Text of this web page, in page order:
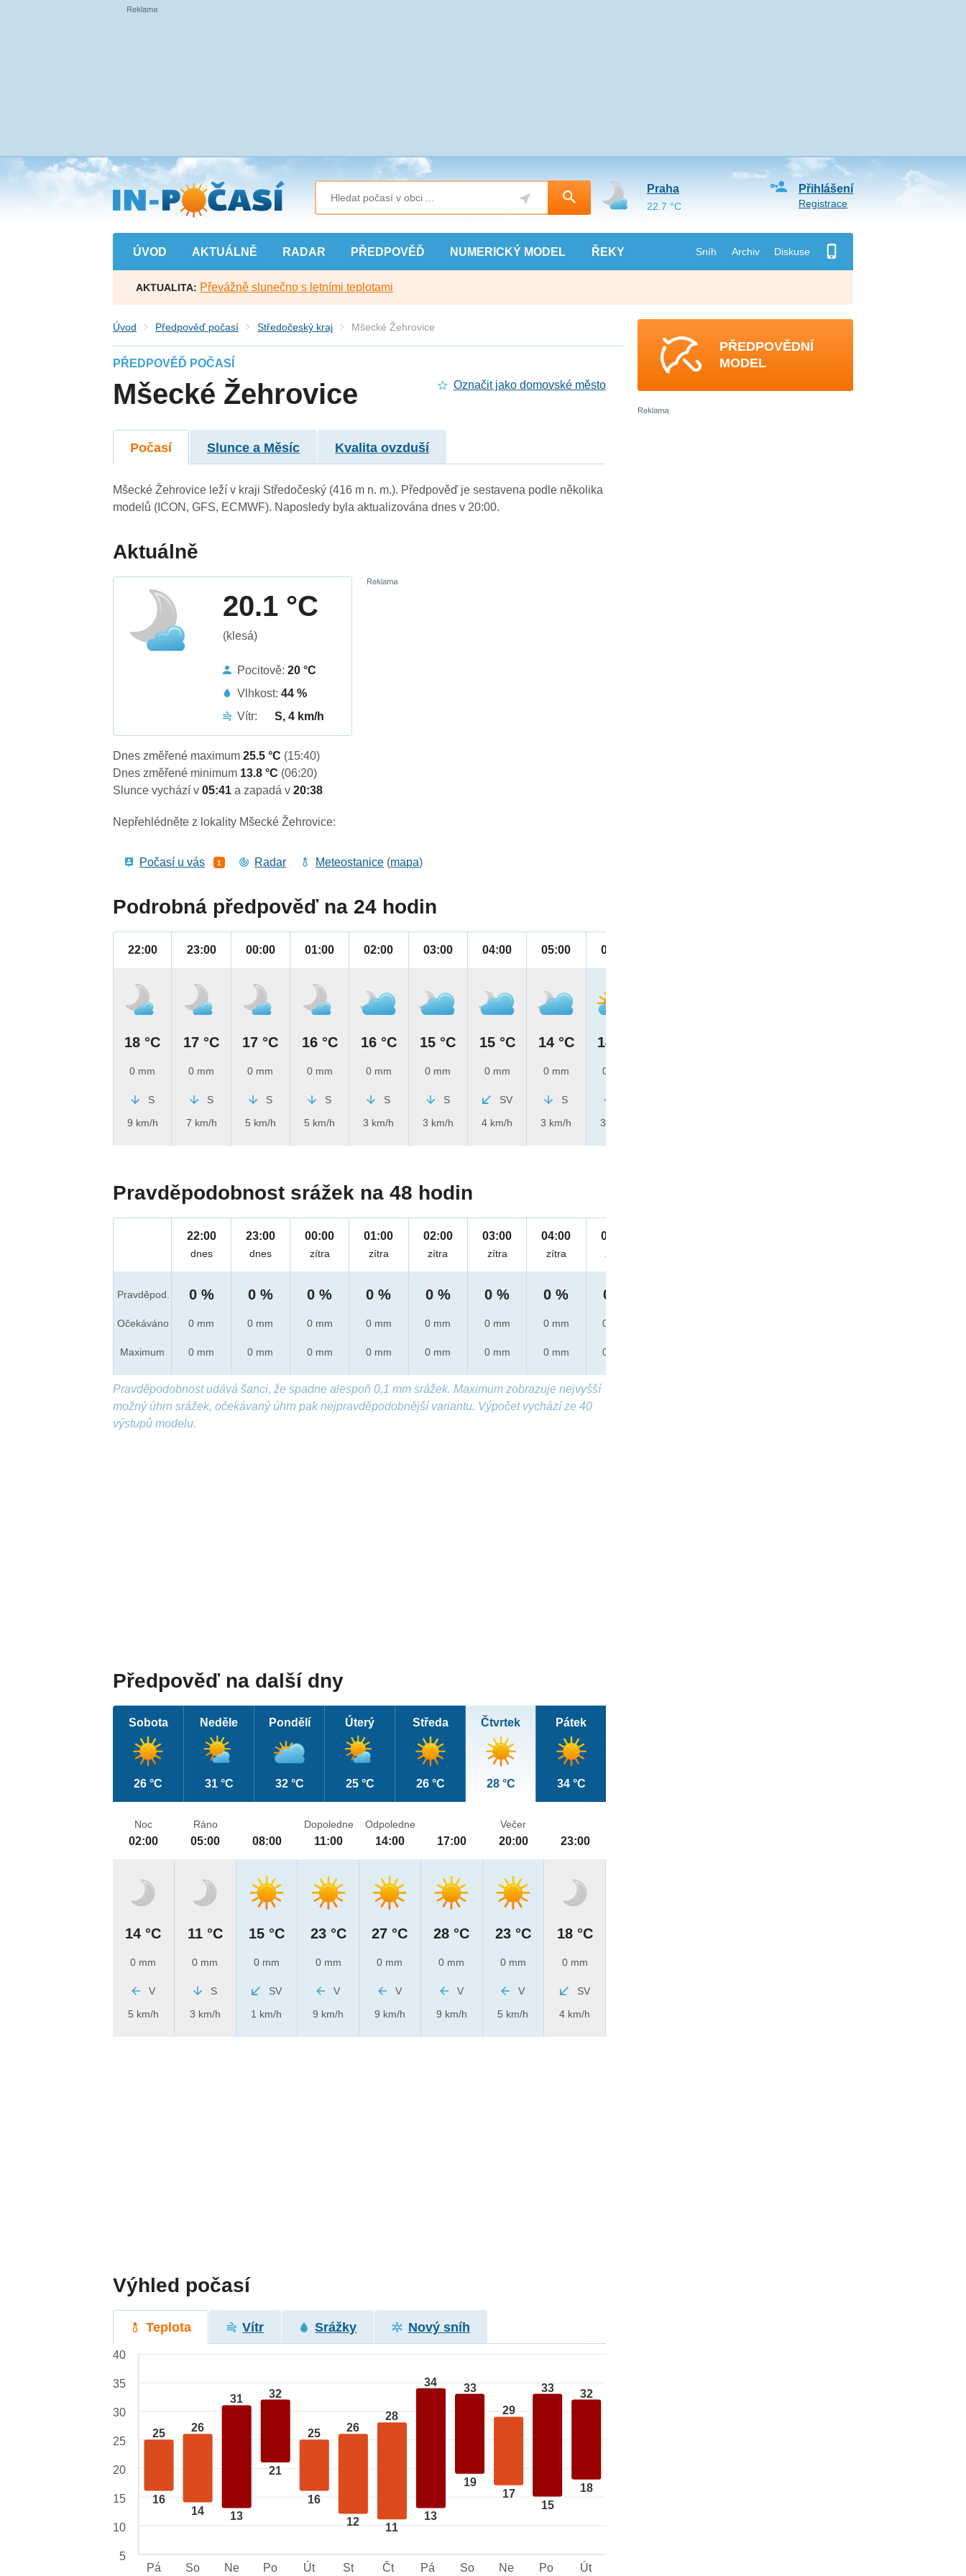
Přejít
na
hlavní
obsah
ÚVOD AKTUÁLNĚ RADAR PŘEDPOVĚĎ NUMERICKÝ MODEL ŘEKY Sníh Archiv Diskuse
Přihlášení
Registrace
Praha
22.7 °C
AKTUALITA: Převážně slunečno s letními teplotami
Úvod Předpověď počasí Středočeský kraj Mšecké Žehrovice
PŘEDPOVĚĎ POČASÍ
Mšecké Žehrovice Označit jako domovské město
Počasí Slunce a Měsíc Kvalita ovzduší
Mšecké Žehrovice leží v kraji Středočeský (416 m n. m.). Předpověď je sestavena podle několika
modelů (ICON, GFS, ECMWF). Naposledy byla aktualizována dnes v 20:00.
Aktuálně
20.1 °C
(klesá)
Pocitově:20 °C
Vlhkost:44 %
Vítr:
S, 4 km/h
Dnes změřené maximum25.5 °C (15:40)
Dnes změřené minimum 13.8 °C (06:20)
Slunce vychází v05:41a zapadá v20:38
Nepřehlédněte z lokality Mšecké Žehrovice:
Počasí u vás 1 Radar Meteostanice (mapa)
Podrobná předpověď na 24 hodin
22:00
18 °C
0 mm
S
9 km/h
23:00
17 °C
0 mm
S
7 km/h
00:00
17 °C
0 mm
S
5 km/h
01:00
16 °C
0 mm
S
5 km/h
02:00
16 °C
0 mm
S
3 km/h
03:00
15 °C
0 mm
S
3 km/h
04:00
15 °C
0 mm
SV
4 km/h
05:00
14 °C
0 mm
S
3 km/h
06:00
14 °C
0 mm
3 km/h
Pravděpodobnost srážek na 48 hodin
Pravděpod.
Očekáváno
Maximum
22:00
dnes
0 %
0 mm
0 mm
23:00
dnes
0 %
0 mm
0 mm
00:00
zítra
0 %
0 mm
0 mm
01:00
zítra
0 %
0 mm
0 mm
02:00
zítra
0 %
0 mm
0 mm
03:00
zítra
0 %
0 mm
0 mm
04:00
zítra
0 %
0 mm
0 mm
05:00
zítra
0 %
0 mm
0 mm
Pravděpodobnost udává šanci, že spadne alespoň 0,1 mm srážek. Maximum zobrazuje nejvyšší
možný úhrn srážek, očekávaný úhrn pak nejpravděpodobnější variantu. Výpočet vychází ze 40
výstupů modelu.
Předpověď na další dny
Sobota
26 °C
Neděle
31 °C
Pondělí
32 °C
Úterý
25 °C
Středa
26 °C
Čtvrtek
28 °C
Pátek
34 °C
Noc
02:00
14 °C
0 mm
V
5 km/h
Ráno
05:00
11 °C
0 mm
S
3 km/h
08:00
15 °C
0 mm
SV
1 km/h
Dopoledne
11:00
23 °C
0 mm
V
9 km/h
Odpoledne
14:00
27 °C
0 mm
V
9 km/h
17:00
28 °C
0 mm
V
9 km/h
Večer
20:00
23 °C
0 mm
V
5 km/h
23:00
18 °C
0 mm
SV
4 km/h
Výhled počasí
Teplota Vítr Srážky Nový sníh
25
16
26
14
31
13
32
21
25
16
26
12
28
11
34
13
33
19
29
17
33
15
32
18
40
35
30
25
20
15
10
5
Pá
So Ne Po Út St Čt Pá So Ne Po Út
PŘEDPOVĚDNÍ
MODEL